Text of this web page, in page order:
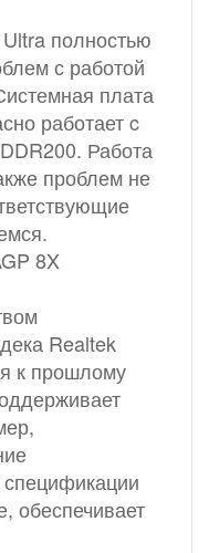
полностью
с работой
плата
работает c
Работа
проблем не
8X
Realtek
к прошлому
обеспечивает